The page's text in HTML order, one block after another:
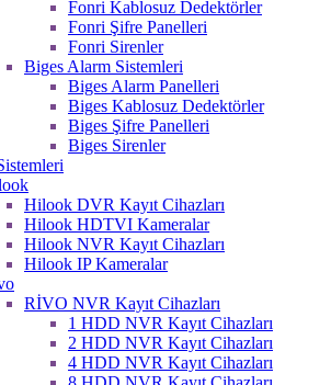
Fonri Kablosuz Dedektörler
Fonri Şifre Panelleri
Fonri Sirenler
Biges Alarm Sistemleri
Biges Alarm Panelleri
Biges Kablosuz Dedektörler
Biges Şifre Panelleri
Biges Sirenler
Hilook DVR Kayıt Cihazları
Hilook HDTVI Kameralar
Hilook NVR Kayıt Cihazları
Hilook IP Kameralar
RİVO NVR Kayıt Cihazları
1 HDD NVR Kayıt Cihazları
2 HDD NVR Kayıt Cihazları
4 HDD NVR Kayıt Cihazları